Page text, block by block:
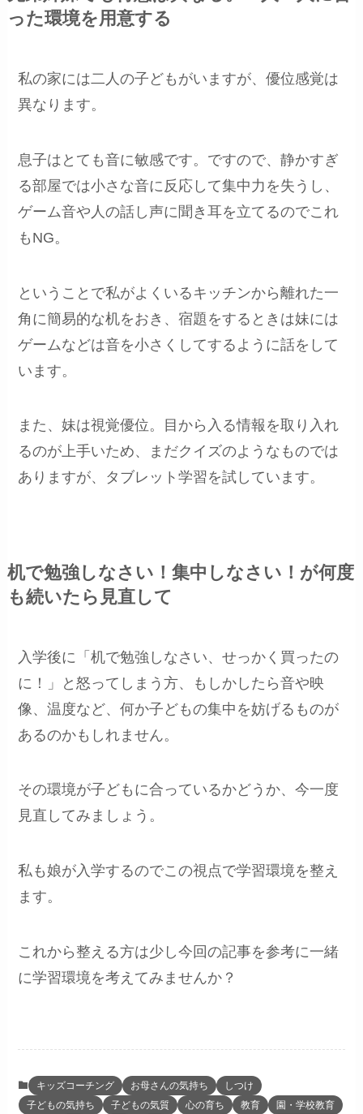
った環境を用意する
私の家には二人の子どもがいますが、優位感覚は
異なります。
息子はとても音に敏感です。ですので、静かすぎ
る部屋では小さな音に反応して集中力を失うし、
ゲーム音や人の話し声に聞き耳を立てるのでこれ
もNG。
ということで私がよくいるキッチンから離れた一
角に簡易的な机をおき、宿題をするときは妹には
ゲームなどは音を小さくしてするように話をして
います。
また、妹は視覚優位。目から入る情報を取り入れ
るのが上手いため、まだクイズのようなものでは
ありますが、タブレット学習を試しています。
机で勉強しなさい！集中しなさい！が何度
も続いたら見直して
入学後に「机で勉強しなさい、せっかく買ったの
に！」と怒ってしまう方、もしかしたら音や映
像、温度など、何か子どもの集中を妨げるものが
あるのかもしれません。
その環境が子どもに合っているかどうか、今一度
見直してみましょう。
私も娘が入学するのでこの視点で学習環境を整え
ます。
これから整える方は少し今回の記事を参考に一緒
に学習環境を考えてみませんか？
キッズコーチング お母さんの気持ち
しつけ
子どもの気持ち
子どもの気質 心の育ち 教育
園・学校教育